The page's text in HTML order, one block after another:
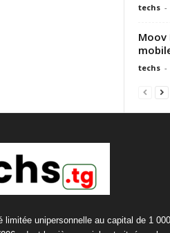
techs -
Moov
techs -
unipersonnelle au capital de 1